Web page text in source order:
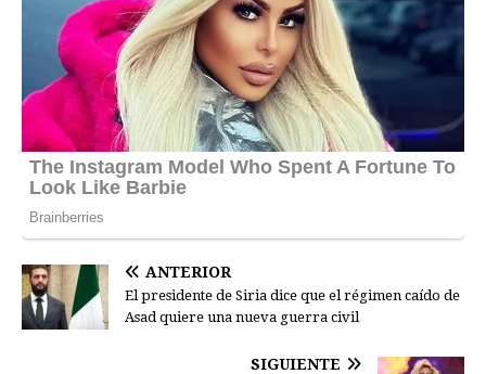
ANTERIOR
El presidente de Siria dice que el régimen caído de
Asad quiere una nueva guerra civil
SIGUIENTE